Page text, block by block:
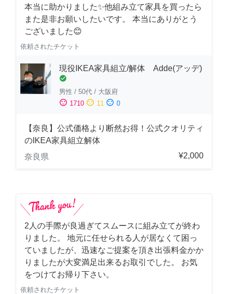
本当に助かりました✨他組み立て家具を買ったら
また是非お願いしたいです。 本当にありがとう
ございました😊
依頼されたチケット
現役IKEA家具組立/解体 Adde(アッデ)
check_circle
男性 / 50代 / 大阪府
sentiment_satisfied 1710 sentiment_neutral 11 sentiment_dissatisfied 0
【奈良】公式価格より断然お得！公式クオリティ
のIKEA家具組立解体
奈良県
¥2,000
2人の手際が良過ぎてスムースに組み立てが終わ
りました。 地元に任せられる人が居なくて困っ
ていましたが、迅速なご提案を頂き出張料金かか
りましたが大変満足出来るお取引でした。 お気
をつけてお帰り下さい。
依頼されたチケット